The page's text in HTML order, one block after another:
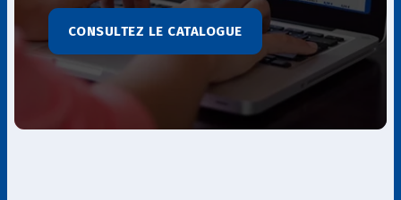
CONSULTEZ LE CATALOGUE